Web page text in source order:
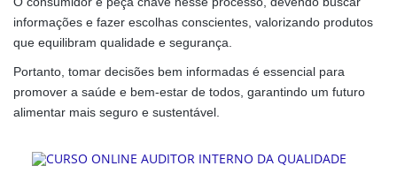
informações e fazer escolhas conscientes, valorizando produtos
que equilibram qualidade e segurança.
Portanto, tomar decisões bem informadas é essencial para
promover a saúde e bem-estar de todos, garantindo um futuro
alimentar mais seguro e sustentável.